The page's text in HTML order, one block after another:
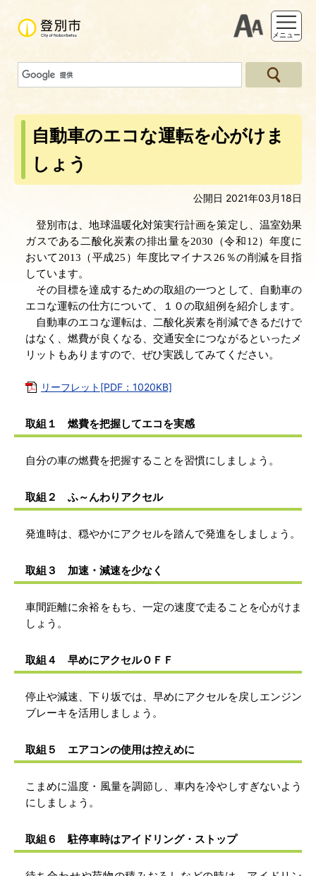
支援ツー
メニュー
自動車のエコな運転を心がけま
しょう
公開日 2021年03月18日
登別市は、地球温暖化対策実行計画を策定し、温室効果
ガスである二酸化炭素の排出量を2030（令和12）年度に
おいて2013（平成25）年度比マイナス26％の削減を目指
しています。
その目標を達成するための取組の一つとして、自動車の
エコな運転の仕方について、１０の取組例を紹介します。
自動車のエコな運転は、二酸化炭素を削減できるだけで
はなく、燃費が良くなる、交通安全につながるといったメ
リットもありますので、ぜひ実践してみてください。
リーフレット[PDF：1020KB]
取組１ 燃費を把握してエコを実感
自分の車の燃費を把握することを習慣にしましょう。
取組２ ふ～んわりアクセル
発進時は、穏やかにアクセルを踏んで発進をしましょう。
取組３ 加速・減速を少なく
車間距離に余裕をもち、一定の速度で走ることを心がけま
しょう。
取組４ 早めにアクセルＯＦＦ
停止や減速、下り坂では、早めにアクセルを戻しエンジン
ブレーキを活用しましょう。
取組５ エアコンの使用は控えめに
こまめに温度・風量を調節し、車内を冷やしすぎないよう
にしましょう。
取組６ 駐停車時はアイドリング・ストップ